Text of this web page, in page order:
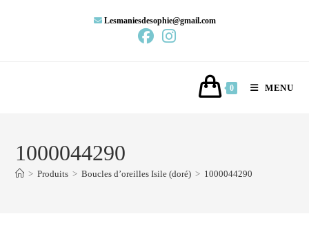
Lesmaniesdesophie@gmail.com
0 MENU
1000044290
> Produits > Boucles d’oreilles Isile (doré) > 1000044290